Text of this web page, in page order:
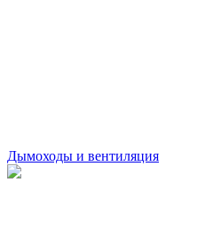
Дымоходы и вентиляция